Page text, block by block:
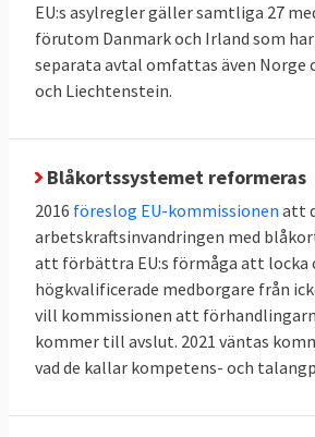
Den sökande har lämnat
information eller
Den sökande kommer från
Ensamkommande barn och
barn under tolv år undantas
gränsförfarandena. Även om
medicinska eller behov av
undantag göras från dessa
Deras ansökningar behandlas
normalförfarande.
Om tolvveckorsgränsen
EU:s asylregler gäller samtliga 27
förutom Danmark och Irland som
separata avtal omfattas även Norge
och Liechtenstein.
Blåkortssystemet reformeras
2016 föreslog EU-kommissionen att
arbetskraftsinvandringen med
att förbättra EU:s förmåga att locka
högkvalificerade medborgare från
vill kommissionen att
kommer till avslut. 2021 väntas
vad de kallar kompetens- och